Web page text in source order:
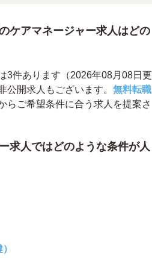
ケアマネージャー求人はどの
3件あります（2026年08月08日更
開求人もございます。 無料転職
らご希望条件に合う求人を提案さ
求人ではどのような条件が人